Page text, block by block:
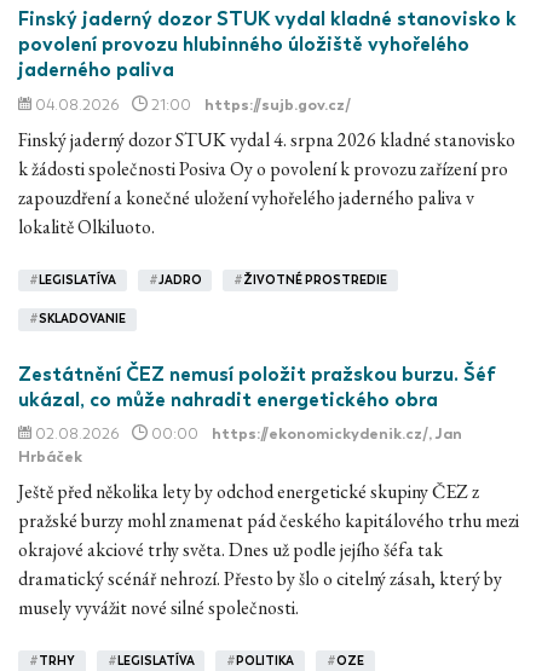
Finský jaderný dozor STUK vydal kladné stanovisko k
povolení provozu hlubinného úložiště vyhořelého
jaderného paliva
04.08.2026 21:00 https://sujb.gov.cz/
Finský jaderný dozor STUK vydal 4. srpna 2026 kladné stanovisko
k žádosti společnosti Posiva Oy o povolení k provozu zařízení pro
zapouzdření a konečné uložení vyhořelého jaderného paliva v
lokalitě Olkiluoto.
# LEGISLATÍVA #JADRO #ŽIVOTNÉ PROSTREDIE
#SKLADOVANIE
Zestátnění ČEZ nemusí položit pražskou burzu. Šéf
ukázal, co může nahradit energetického obra
02.08.2026 00:00 https://ekonomickydenik.cz/, Jan
Hrbáček
Ještě před několika lety by odchod energetické skupiny ČEZ z
pražské burzy mohl znamenat pád českého kapitálového trhu mezi
okrajové akciové trhy světa. Dnes už podle jejího šéfa tak
dramatický scénář nehrozí. Přesto by šlo o citelný zásah, který by
musely vyvážit nové silné společnosti.
#TRHY # LEGISLATÍVA # POLITIKA #OZE